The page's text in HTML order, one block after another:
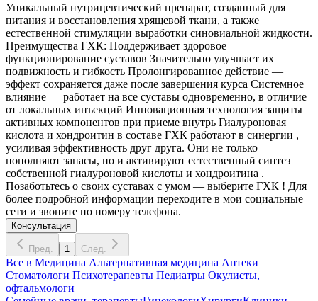
Уникальный нутрицевтический препарат, созданный для
питания и восстановления хрящевой ткани, а также
естественной стимуляции выработки синовиальной жидкости.
Преимущества ГХК: Поддерживает здоровое
функционирование суставов Значительно улучшает их
подвижность и гибкость Пролонгированное действие —
эффект сохраняется даже после завершения курса Системное
влияние — работает на все суставы одновременно, в отличие
от локальных инъекций Инновационная технология защиты
активных компонентов при приеме внутрь Гиалуроновая
кислота и хондроитин в составе ГХК работают в синергии ,
усиливая эффективность друг друга. Они не только
пополняют запасы, но и активируют естественный синтез
собственной гиалуроновой кислоты и хондроитина .
Позаботьтесь о своих суставах с умом — выберите ГХК ! Для
более подробной информации переходите в мои социальные
сети и звоните по номеру телефона.
Консультация
Пред. 1 След.
Все в Медицина Альтернативная медицина Аптеки
Стоматологи Психотерапевты Педиатры Окулисты,
офтальмологи